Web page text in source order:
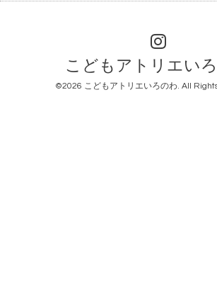
こどもアトリエい
©2026 こどもアトリエいろのわ. All